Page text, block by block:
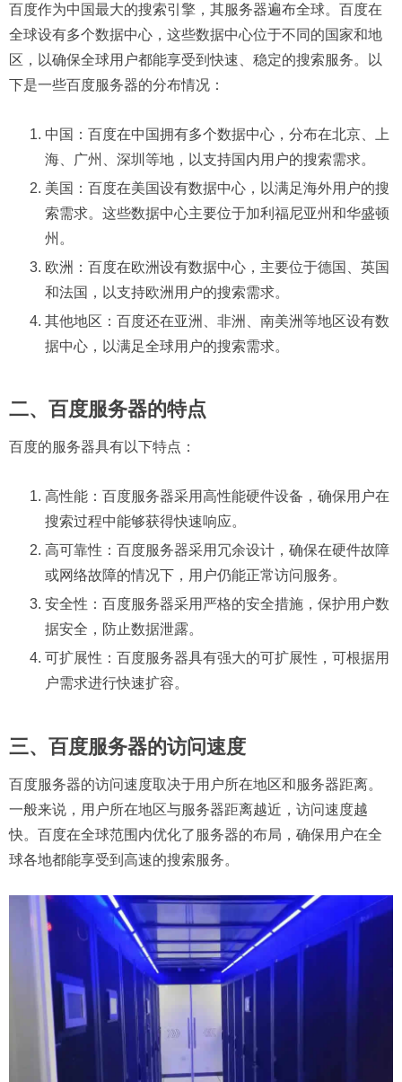
百度作为中国最大的搜索引擎，其服务器遍布全球。百度在
全球设有多个数据中心，这些数据中心位于不同的国家和地
区，以确保全球用户都能享受到快速、稳定的搜索服务。以
下是一些百度服务器的分布情况：
中国：百度在中国拥有多个数据中心，分布在北京、上
海、广州、深圳等地，以支持国内用户的搜索需求。
美国：百度在美国设有数据中心，以满足海外用户的搜
索需求。这些数据中心主要位于加利福尼亚州和华盛顿
州。
欧洲：百度在欧洲设有数据中心，主要位于德国、英国
和法国，以支持欧洲用户的搜索需求。
其他地区：百度还在亚洲、非洲、南美洲等地区设有数
据中心，以满足全球用户的搜索需求。
二、百度服务器的特点
百度的服务器具有以下特点：
高性能：百度服务器采用高性能硬件设备，确保用户在
搜索过程中能够获得快速响应。
高可靠性：百度服务器采用冗余设计，确保在硬件故障
或网络故障的情况下，用户仍能正常访问服务。
安全性：百度服务器采用严格的安全措施，保护用户数
据安全，防止数据泄露。
可扩展性：百度服务器具有强大的可扩展性，可根据用
户需求进行快速扩容。
三、百度服务器的访问速度
百度服务器的访问速度取决于用户所在地区和服务器距离。
一般来说，用户所在地区与服务器距离越近，访问速度越
快。百度在全球范围内优化了服务器的布局，确保用户在全
球各地都能享受到高速的搜索服务。